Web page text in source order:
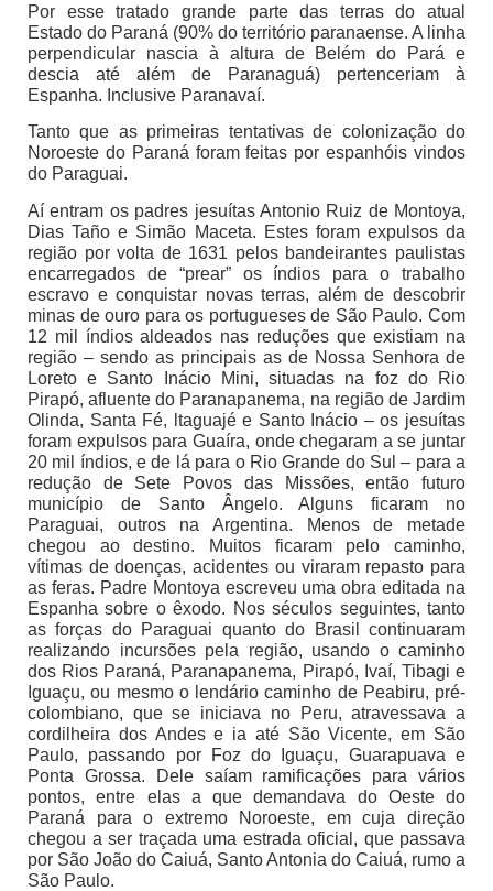
Por esse tratado grande parte das terras do atual
Estado do Paraná (90% do território paranaense. A linha
perpendicular nascia à altura de Belém do Pará e
descia até além de Paranaguá) pertenceriam à
Espanha. Inclusive Paranavaí.
Tanto que as primeiras tentativas de colonização do
Noroeste do Paraná foram feitas por espanhóis vindos
do Paraguai.
Aí entram os padres jesuítas Antonio Ruiz de Montoya,
Dias Taño e Simão Maceta. Estes foram expulsos da
região por volta de 1631 pelos bandeirantes paulistas
encarregados de “prear” os índios para o trabalho
escravo e conquistar novas terras, além de descobrir
minas de ouro para os portugueses de São Paulo. Com
12 mil índios aldeados nas reduções que existiam na
região – sendo as principais as de Nossa Senhora de
Loreto e Santo Inácio Mini, situadas na foz do Rio
Pirapó, afluente do Paranapanema, na região de Jardim
Olinda, Santa Fé, ltaguajé e Santo Inácio – os jesuítas
foram expulsos para Guaíra, onde chegaram a se juntar
20 mil índios, e de lá para o Rio Grande do Sul – para a
redução de Sete Povos das Missões, então futuro
município de Santo Ângelo. Alguns ficaram no
Paraguai, outros na Argentina. Menos de metade
chegou ao destino. Muitos ficaram pelo caminho,
vítimas de doenças, acidentes ou viraram repasto para
as feras. Padre Montoya escreveu uma obra editada na
Espanha sobre o êxodo. Nos séculos seguintes, tanto
as forças do Paraguai quanto do Brasil continuaram
realizando incursões pela região, usando o caminho
dos Rios Paraná, Paranapanema, Pirapó, Ivaí, Tibagi e
Iguaçu, ou mesmo o lendário caminho de Peabiru, pré-
colombiano, que se iniciava no Peru, atravessava a
cordilheira dos Andes e ia até São Vicente, em São
Paulo, passando por Foz do Iguaçu, Guarapuava e
Ponta Grossa. Dele saíam ramificações para vários
pontos, entre elas a que demandava do Oeste do
Paraná para o extremo Noroeste, em cuja direção
chegou a ser traçada uma estrada oficial, que passava
por São João do Caiuá, Santo Antonia do Caiuá, rumo a
São Paulo.